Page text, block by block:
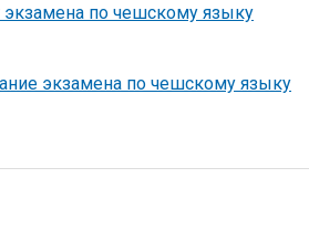
по чешскому языку
экзамена по чешскому языку